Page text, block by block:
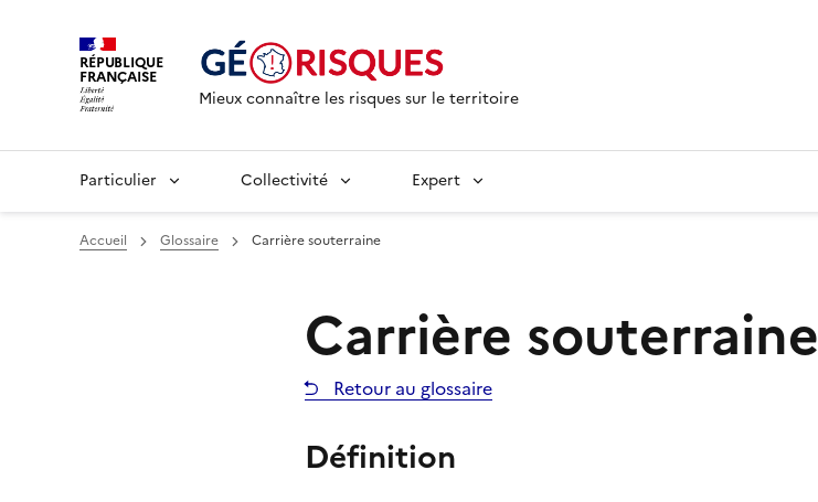
RÉPUBLIQUE
FRANÇAISE
Mieux connaître les risques sur le territoire
Particulier Collectivité Expert
Accueil Glossaire Carrière souterraine
Carrière souterraine
Retour au glossaire
Définition